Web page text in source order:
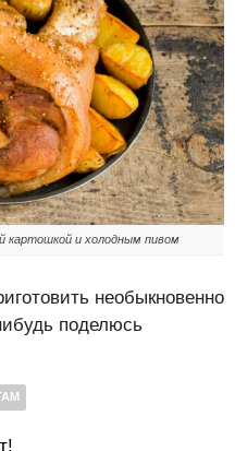
картошкой и холодным пивом
необыкновенно
поделюсь